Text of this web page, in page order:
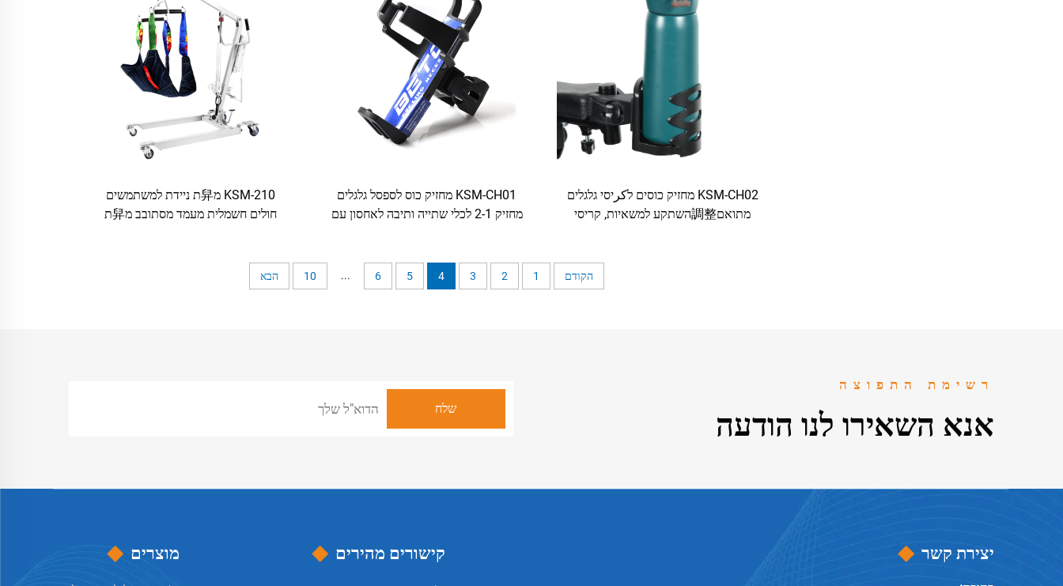
KSM-CH02 מחזיק כוסים לكرיסי גלגלים
מתואם調整השתקע למשאיות, קריסי
KSM-CH01 מחזיק כוס לספסל גלגלים
מחזיק 2-1 לכלי שתייה ותיבה לאחסון עם
KSM-210 מ舁ת ניידת למשתמשים
חולים חשמלית מעמד מסתובב מ舁ת
הקודם 1
2
3
4
5
6
...
10 הבא
רשימת התפוצה
אנא השאירו לנו הודעה
יצירת קשר קישורים מהירים מוצרים